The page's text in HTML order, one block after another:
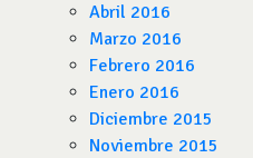
Abril 2016
Marzo 2016
Febrero 2016
Enero 2016
Diciembre 2015
Noviembre 2015